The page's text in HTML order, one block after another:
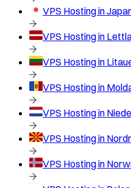
VPS Hosting in
VPS Hosting in
VPS Hosting in
VPS Hosting in
VPS Hosting in
VPS Hosting in
VPS Hosting in